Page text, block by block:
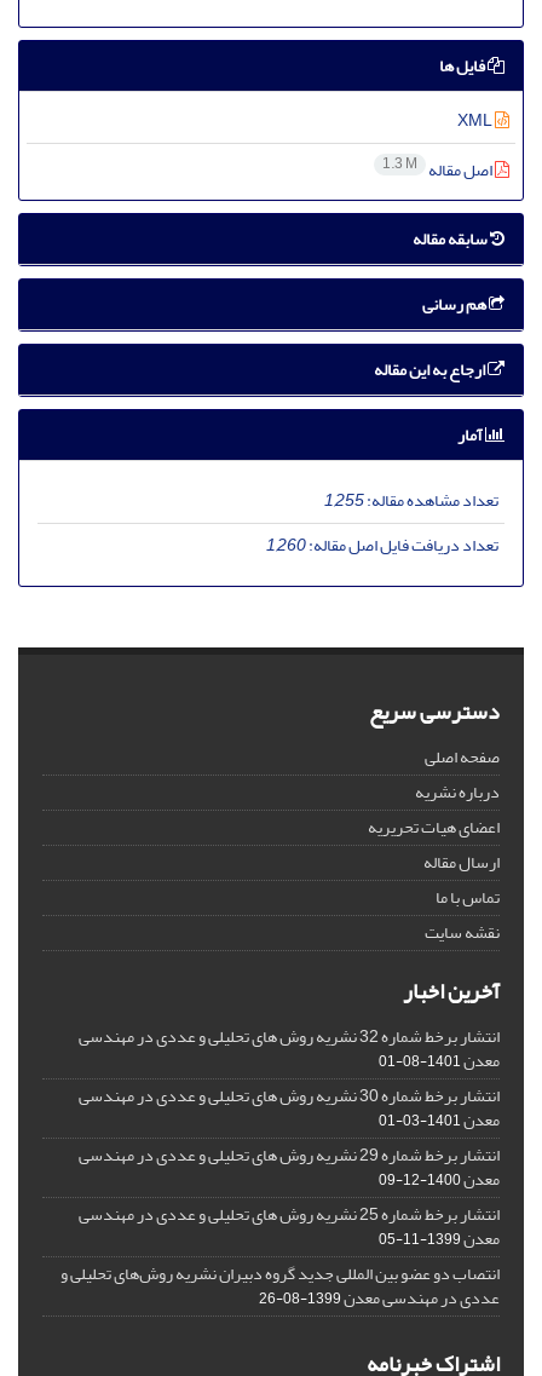
فایل ها
اصل مقاله 1.3 M
سابقه مقاله
هم رسانی
ارجاع به این مقاله
آمار
تعداد مشاهده مقاله:1,255
تعداد دریافت فایل اصل مقاله:1,260
دسترسی سریع
صفحه اصلی
درباره نشریه
اعضای هیات تحریریه
ارسال مقاله
تماس با ما
نقشه سایت
آخرین اخبار
انتشار برخط شماره 32 نشریه روش های تحلیلی و عددی در مهندسی
معدن1401-08-01
انتشار برخط شماره 30 نشریه روش های تحلیلی و عددی در مهندسی
معدن1401-03-01
انتشار برخط شماره 29 نشریه روش های تحلیلی و عددی در مهندسی
معدن1400-12-09
انتشار برخط شماره 25 نشریه روش های تحلیلی و عددی در مهندسی
معدن1399-11-05
انتصاب دو عضو بین المللی جدید گروه دبیران نشریه روش‌های تحلیلی و
عددی در مهندسی معدن1399-08-26
اشتراک خبرنامه